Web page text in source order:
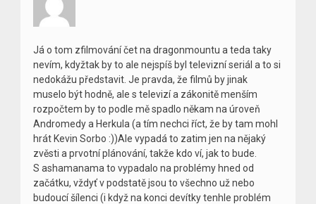
Já o tom zfilmování čet na dragonmountu a teda taky
nevím, kdyžtak by to ale nejspíš byl televizní seriál a to si
nedokážu představit. Je pravda, že filmů by jinak
muselo být hodně, ale s televizí a zákonitě menším
rozpočtem by to podle mě spadlo někam na úroveň
Andromedy a Herkula (a tím nechci říct, že by tam mohl
hrát Kevin Sorbo :))Ale vypadá to zatim jen na nějaký
zvěsti a prvotní plánování, takže kdo ví, jak to bude.
S ashamanama to vypadalo na problémy hned od
začátku, vždyť v podstatě jsou to všechno už nebo
budoucí šílenci (i když na konci devítky tenhle problém